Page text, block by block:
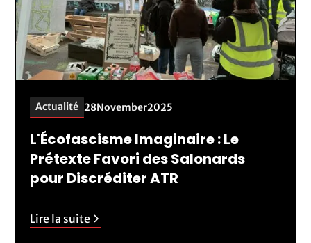
Actualité 28November2025
L'Écofascisme Imaginaire : Le
Prétexte Favori des Salonards
pour Discréditer ATR
Lire la suite